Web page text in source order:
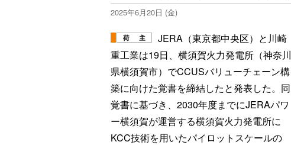
2025年6月20日 (金)
JERA（東京都中央区）と川崎
重工業は19日、横須賀火力発電所（神奈川
県横須賀市）でCCUSバリューチェーン構
築に向けた覚書を締結したと発表した。同
覚書に基づき、2030年度までにJERAパワ
ー横須賀が運営する横須賀火力発電所に
KCC技術を用いたパイロットスケールの